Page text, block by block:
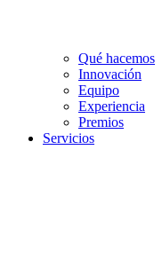
Qué hacemos
Innovación
Equipo
Experiencia
Premios
Servicios